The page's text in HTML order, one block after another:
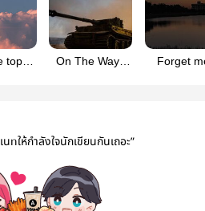
On The Way |
Forget
ทให้กำลังใจนักเขียนกันเถอะ”